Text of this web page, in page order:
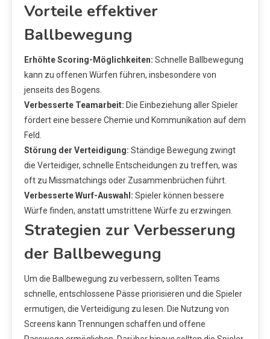
Vorteile effektiver
Ballbewegung
Erhöhte Scoring-Möglichkeiten: Schnelle Ballbewegung
kann zu offenen Würfen führen, insbesondere von
jenseits des Bogens.
Verbesserte Teamarbeit: Die Einbeziehung aller Spieler
fördert eine bessere Chemie und Kommunikation auf dem
Feld.
Störung der Verteidigung: Ständige Bewegung zwingt
die Verteidiger, schnelle Entscheidungen zu treffen, was
oft zu Missmatchings oder Zusammenbrüchen führt.
Verbesserte Wurf-Auswahl: Spieler können bessere
Würfe finden, anstatt umstrittene Würfe zu erzwingen.
Strategien zur Verbesserung
der Ballbewegung
Um die Ballbewegung zu verbessern, sollten Teams
schnelle, entschlossene Pässe priorisieren und die Spieler
ermutigen, die Verteidigung zu lesen. Die Nutzung von
Screens kann Trennungen schaffen und offene